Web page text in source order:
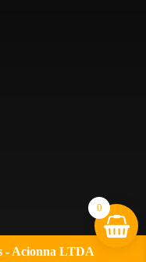
- Acionna LTDA
0